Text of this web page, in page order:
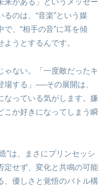
来がある」というメッセー
のは、“音楽”という媒
、“相手の音”に耳を傾
うとするんです。
ゃない。「一度敵だったキ
場する」──その展開は、
なっている気がします。嫌
こか好きになってしまう瞬
”は、まさにプリンセッシ
定せず、変化と共鳴の可能
、優しさと覚悟のバトル構